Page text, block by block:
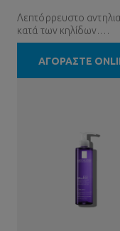
Λεπτόρρευστο
κατά των κηλίδων.
Προστατεύει από τις
μακρές UVA,
ορατό φως υψηλής
ΑΓΟΡΑΣΤΕ